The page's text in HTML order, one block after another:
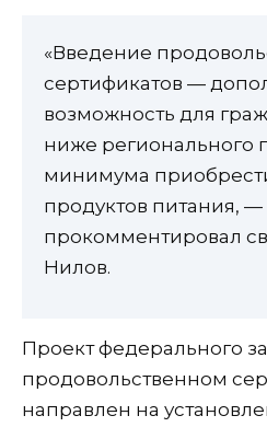
«Введение
сертификатов —
возможность для
ниже регионального
минимума
продуктов питания, —
прокомментировал
Нилов.
Проект федерального
продовольственном
направлен на